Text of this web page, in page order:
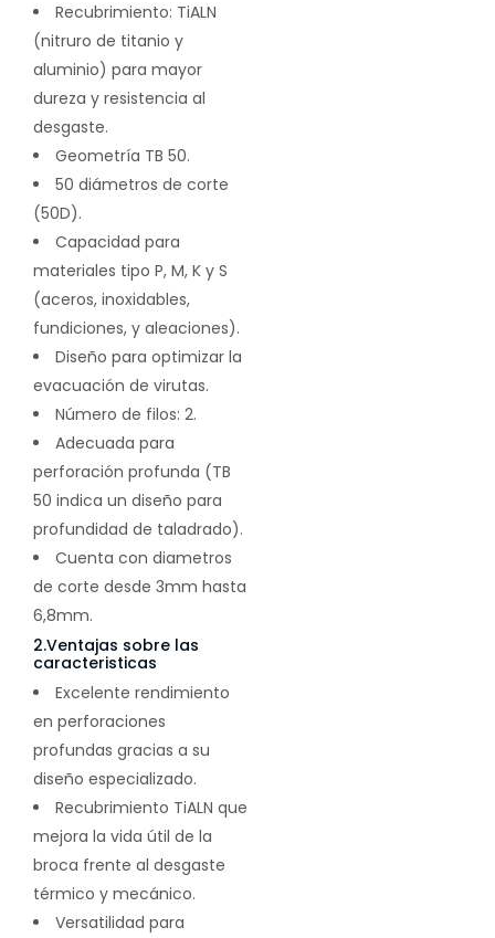
Recubrimiento: TiALN
(nitruro de titanio y
aluminio) para mayor
dureza y resistencia al
desgaste.
Geometría TB 50.
50 diámetros de corte
(50D).
Capacidad para
materiales tipo P, M, K y S
(aceros, inoxidables,
fundiciones, y aleaciones).
Diseño para optimizar la
evacuación de virutas.
Número de filos: 2.
Adecuada para
perforación profunda (TB
50 indica un diseño para
profundidad de taladrado).
Cuenta con diametros
de corte desde 3mm hasta
6,8mm.
2.Ventajas sobre las
caracteristicas
Excelente rendimiento
en perforaciones
profundas gracias a su
diseño especializado.
Recubrimiento TiALN que
mejora la vida útil de la
broca frente al desgaste
térmico y mecánico.
Versatilidad para